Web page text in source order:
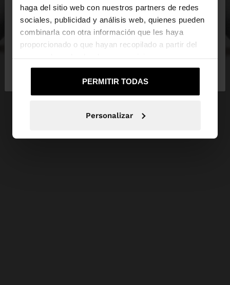
haga del sitio web con nuestros partners de redes
sociales, publicidad y análisis web, quienes pueden
combinarla con otra información que les haya
proporcionado o que hayan recopilado a partir del
PERMITIR TODAS
Personalizar
Estás accediendo a la web de España. ¿Quieres ir a
la web de United States?